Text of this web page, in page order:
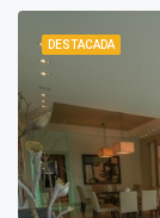
DESTACADA